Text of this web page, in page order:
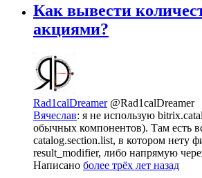
Как вывести
акциями?
Rad1calDreamer @Rad1calDreamer
Вячеслав: я не использую
обычных компонентов). Там есть
catalog.section.list, в котором нету
result_modifier, либо напрямую
Написано более трёх лет назад